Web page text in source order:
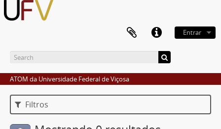
Entrar
ATOM da Universidade Federal de Viçosa
Filtros